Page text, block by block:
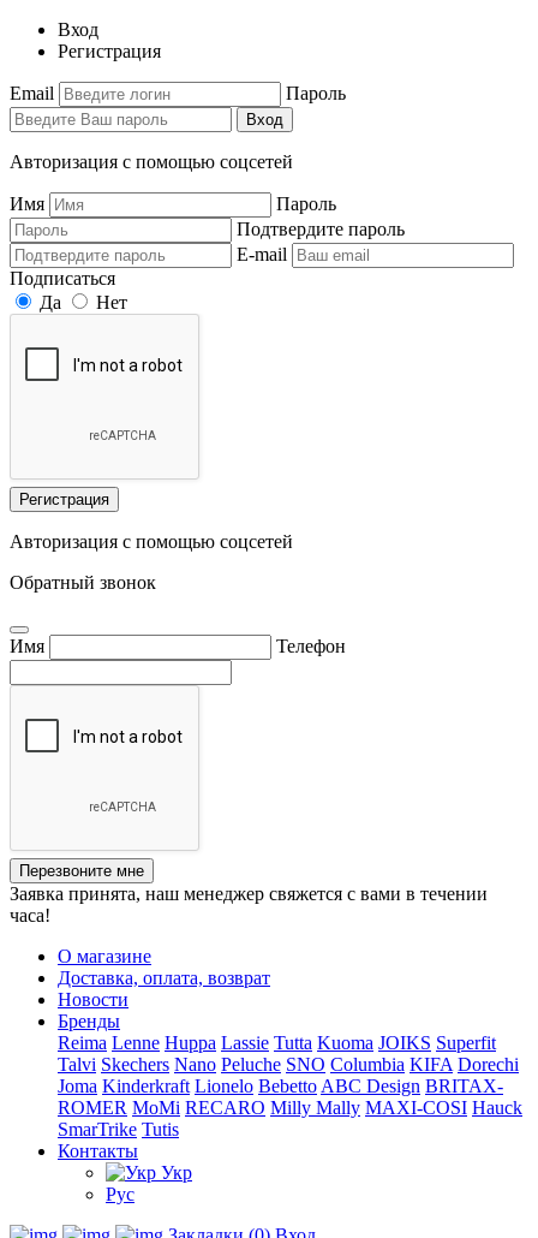
Вход
Регистрация
Email Пароль
Вход
Авторизация с помощью соцсетей
Имя
Пароль
Подтвердите пароль
E-mail
Подписаться
Да
Нет
Регистрация
Авторизация с помощью соцсетей
Обратный звонок
Имя Телефон
Перезвоните мне
Заявка принята, наш менеджер свяжется с вами в течении
часа!
О магазине
Доставка, оплата, возврат
Новости
Бренды
Reima Lenne Huppa Lassie Tutta Kuoma JOIKS Superfit
Talvi Skechers Nano Peluche SNO Columbia KIFA Dorechi
Joma Kinderkraft Lionelo Bebetto ABC Design BRITAX-
ROMER MoMi RECARO Milly Mally MAXI-COSI Hauck
SmarTrike Tutis
Контакты
Укр
Рус